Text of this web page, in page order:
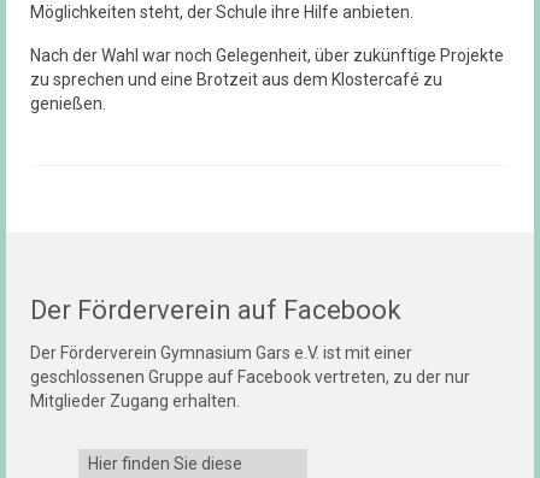
Möglichkeiten steht, der Schule ihre Hilfe anbieten.
Nach der Wahl war noch Gelegenheit, über zukünftige Projekte
zu sprechen und eine Brotzeit aus dem Klostercafé zu
genießen.
Der Förderverein auf Facebook
Der Förderverein Gymnasium Gars e.V. ist mit einer
geschlossenen Gruppe auf Facebook vertreten, zu der nur
Mitglieder Zugang erhalten.
Hier finden Sie diese